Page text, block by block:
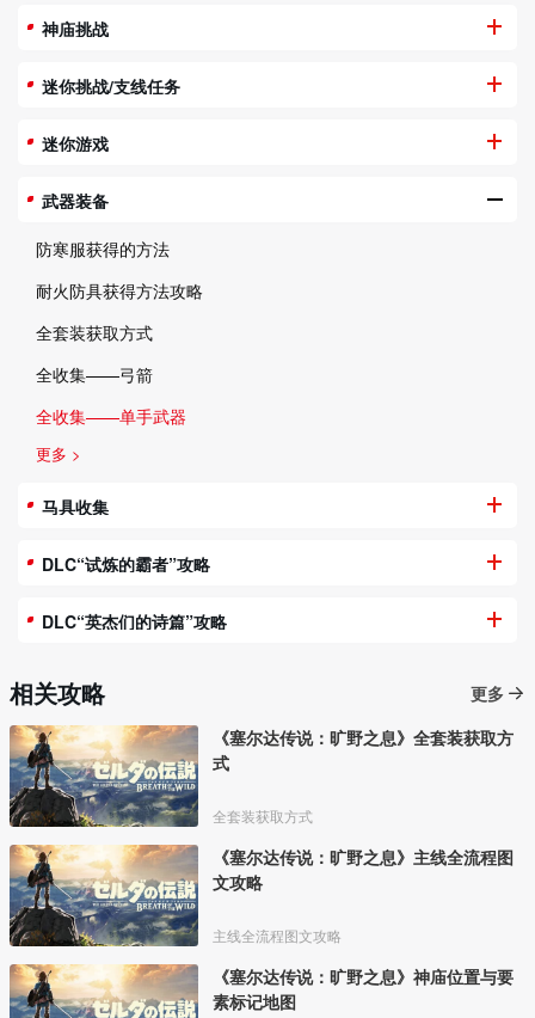
神庙挑战
迷你挑战/支线任务
迷你游戏
武器装备
防寒服获得的方法
耐火防具获得方法攻略
全套装获取方式
全收集——弓箭
全收集——单手武器
更多 >
马具收集
DLC“试炼的霸者”攻略
DLC“英杰们的诗篇”攻略
相关攻略
更多
《塞尔达传说：旷野之息》全套装获取方
式
全套装获取方式
《塞尔达传说：旷野之息》主线全流程图
文攻略
主线全流程图文攻略
《塞尔达传说：旷野之息》神庙位置与要
素标记地图